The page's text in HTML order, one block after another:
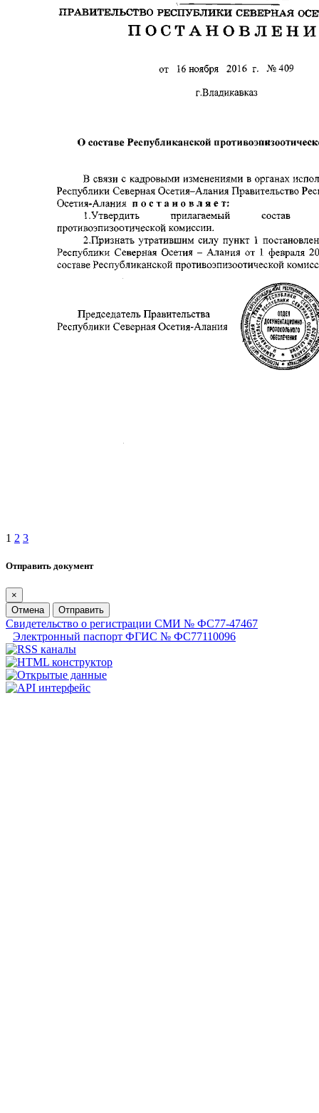
1 2 3
Отправить документ
×
Отмена
Отправить
Свидетельство о регистрации СМИ № ФС77-47467
Электронный паспорт ФГИС № ФС77110096